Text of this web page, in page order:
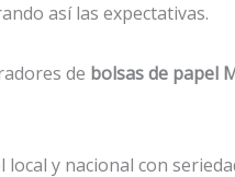
así las expectativas.
de bolsas de papel
y nacional con